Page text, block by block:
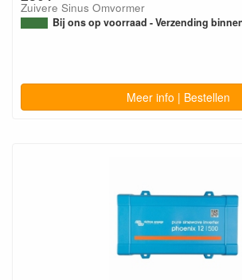
Zuivere Sinus Omvormer
Bij ons op voorraad - Verzending
Meer info | Bestellen